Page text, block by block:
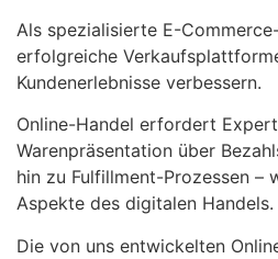
Als spezialisierte E-
erfolgreiche
Kundenerlebnisse verbessern.
Online-Handel erfordert
Warenpräsentation über
hin zu Fulfillment-Prozessen –
Aspekte des digitalen Handels.
Die von uns entwickelten